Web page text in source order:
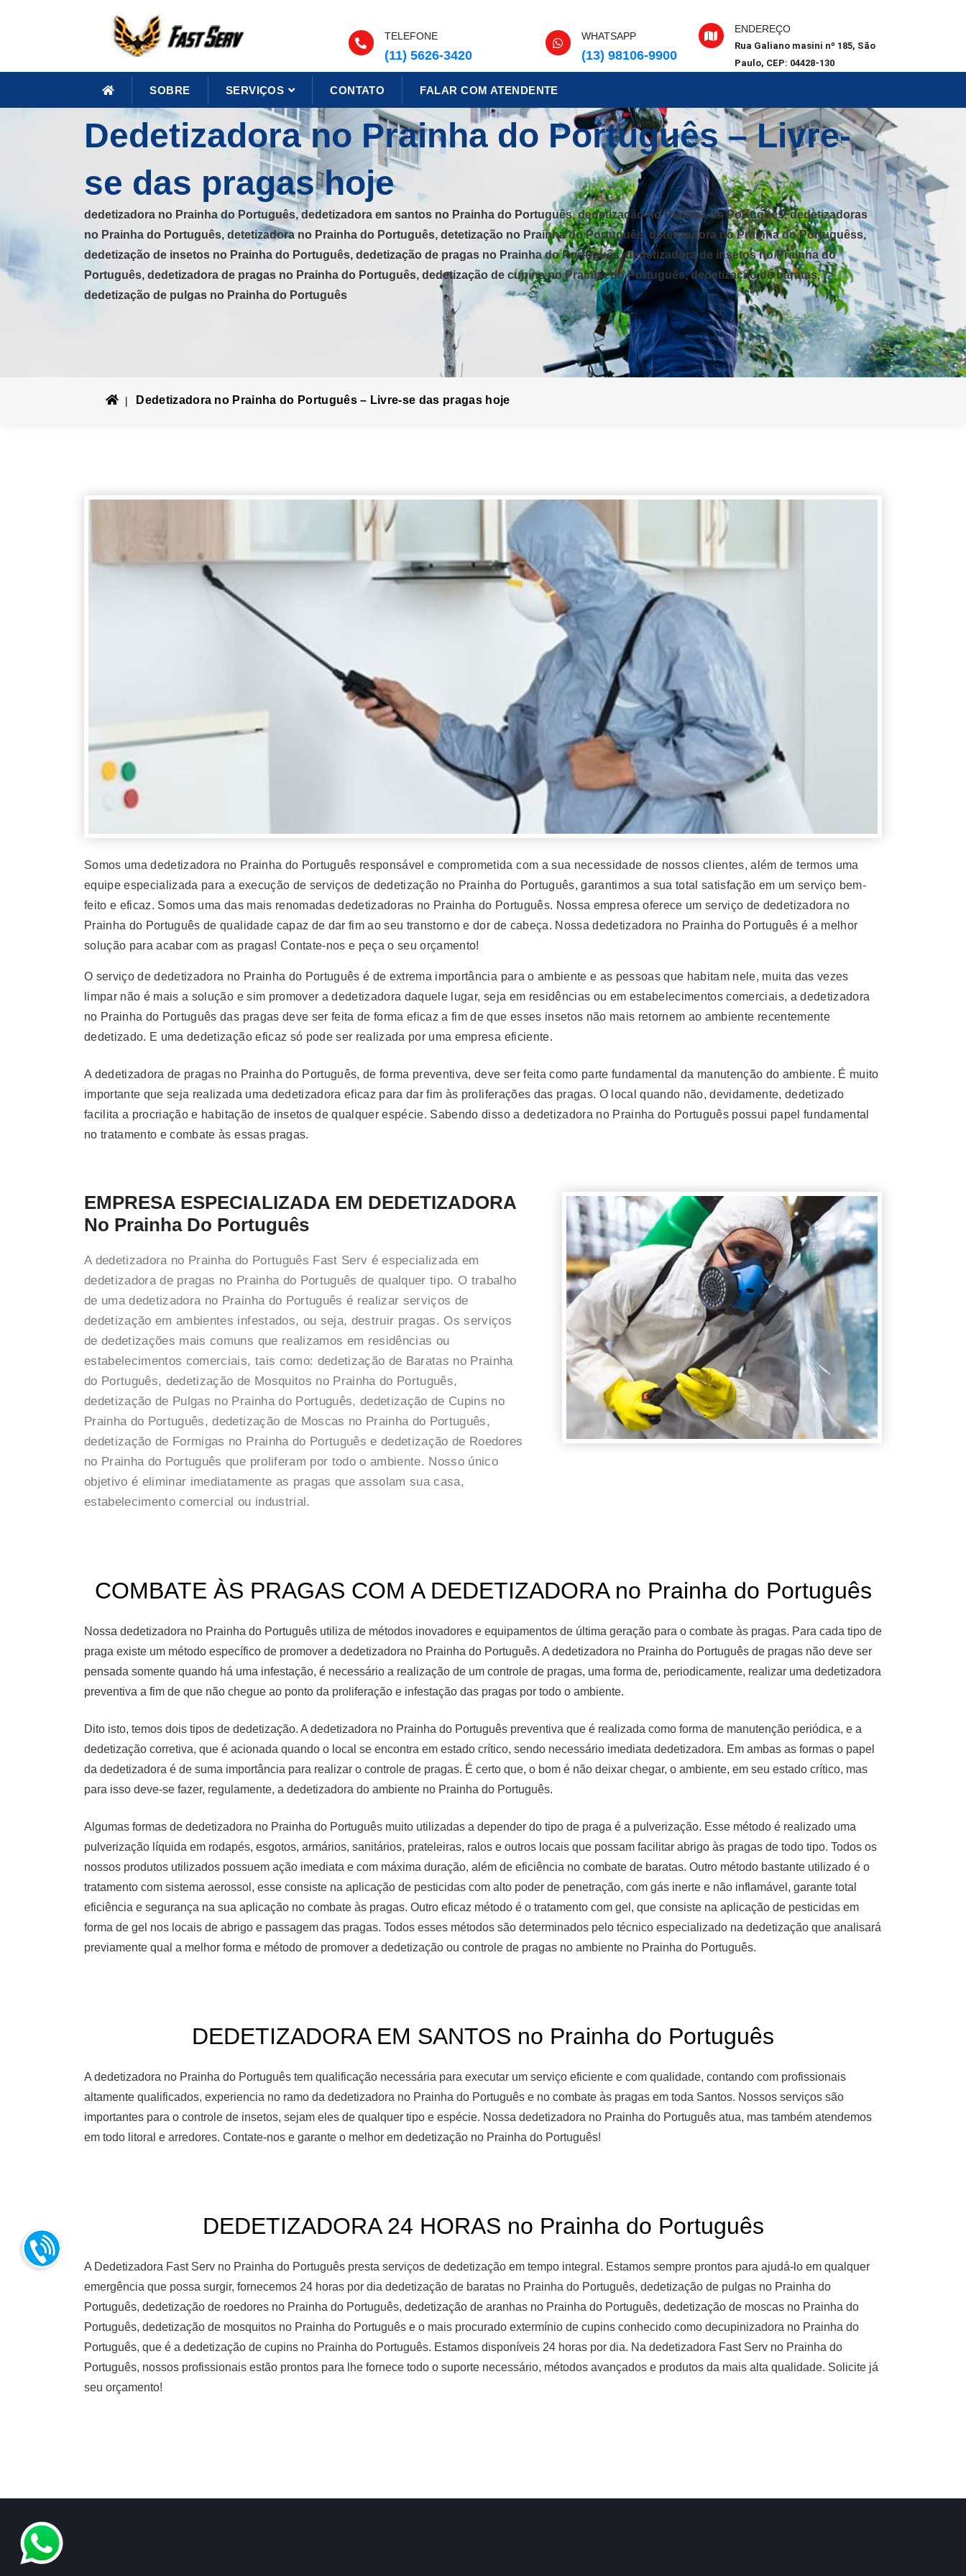
TELEFONE
(11) 5626-3420
WHATSAPP
(13) 98106-9900
ENDEREÇO
Rua Galiano masini nº 185, São
Paulo, CEP: 04428-130
SOBRE SERVIÇOS CONTATO FALAR COM ATENDENTE
Dedetizadora no Prainha do Português – Livre-
se das pragas hoje
dedetizadora no Prainha do Português, dedetizadora em santos no Prainha do Português, dedetização no Prainha do Português, dedetizadoras
no Prainha do Português, detetizadora no Prainha do Português, detetização no Prainha do Português, detetizadora no Prainha do Portuguêss,
dedetização de insetos no Prainha do Português, dedetização de pragas no Prainha do Português, dedetizadora de insetos no Prainha do
Português, dedetizadora de pragas no Prainha do Português, dedetização de cupins no Prainha do Português, dedetização de baratas,
dedetização de pulgas no Prainha do Português
Dedetizadora no Prainha do Português – Livre-se das pragas hoje
Somos uma dedetizadora no Prainha do Português responsável e comprometida com a sua necessidade de nossos clientes, além de termos uma
equipe especializada para a execução de serviços de dedetização no Prainha do Português, garantimos a sua total satisfação em um serviço bem-
feito e eficaz. Somos uma das mais renomadas dedetizadoras no Prainha do Português. Nossa empresa oferece um serviço de dedetizadora no
Prainha do Português de qualidade capaz de dar fim ao seu transtorno e dor de cabeça. Nossa dedetizadora no Prainha do Português é a melhor
solução para acabar com as pragas! Contate-nos e peça o seu orçamento!
O serviço de dedetizadora no Prainha do Português é de extrema importância para o ambiente e as pessoas que habitam nele, muita das vezes
limpar não é mais a solução e sim promover a dedetizadora daquele lugar, seja em residências ou em estabelecimentos comerciais, a dedetizadora
no Prainha do Português das pragas deve ser feita de forma eficaz a fim de que esses insetos não mais retornem ao ambiente recentemente
dedetizado. E uma dedetização eficaz só pode ser realizada por uma empresa eficiente.
A dedetizadora de pragas no Prainha do Português, de forma preventiva, deve ser feita como parte fundamental da manutenção do ambiente. É muito
importante que seja realizada uma dedetizadora eficaz para dar fim às proliferações das pragas. O local quando não, devidamente, dedetizado
facilita a procriação e habitação de insetos de qualquer espécie. Sabendo disso a dedetizadora no Prainha do Português possui papel fundamental
no tratamento e combate às essas pragas.
EMPRESA ESPECIALIZADA EM DEDETIZADORA
No Prainha Do Português
A dedetizadora no Prainha do Português Fast Serv é especializada em
dedetizadora de pragas no Prainha do Português de qualquer tipo. O trabalho
de uma dedetizadora no Prainha do Português é realizar serviços de
dedetização em ambientes infestados, ou seja, destruir pragas. Os serviços
de dedetizações mais comuns que realizamos em residências ou
estabelecimentos comerciais, tais como: dedetização de Baratas no Prainha
do Português, dedetização de Mosquitos no Prainha do Português,
dedetização de Pulgas no Prainha do Português, dedetização de Cupins no
Prainha do Português, dedetização de Moscas no Prainha do Português,
dedetização de Formigas no Prainha do Português e dedetização de Roedores
no Prainha do Português que proliferam por todo o ambiente. Nosso único
objetivo é eliminar imediatamente as pragas que assolam sua casa,
estabelecimento comercial ou industrial.
COMBATE ÀS PRAGAS COM A DEDETIZADORA no Prainha do Português
Nossa dedetizadora no Prainha do Português utiliza de métodos inovadores e equipamentos de última geração para o combate às pragas. Para cada tipo de
praga existe um método específico de promover a dedetizadora no Prainha do Português. A dedetizadora no Prainha do Português de pragas não deve ser
pensada somente quando há uma infestação, é necessário a realização de um controle de pragas, uma forma de, periodicamente, realizar uma dedetizadora
preventiva a fim de que não chegue ao ponto da proliferação e infestação das pragas por todo o ambiente.
Dito isto, temos dois tipos de dedetização. A dedetizadora no Prainha do Português preventiva que é realizada como forma de manutenção periódica, e a
dedetização corretiva, que é acionada quando o local se encontra em estado crítico, sendo necessário imediata dedetizadora. Em ambas as formas o papel
da dedetizadora é de suma importância para realizar o controle de pragas. É certo que, o bom é não deixar chegar, o ambiente, em seu estado crítico, mas
para isso deve-se fazer, regulamente, a dedetizadora do ambiente no Prainha do Português.
Algumas formas de dedetizadora no Prainha do Português muito utilizadas a depender do tipo de praga é a pulverização. Esse método é realizado uma
pulverização líquida em rodapés, esgotos, armários, sanitários, prateleiras, ralos e outros locais que possam facilitar abrigo às pragas de todo tipo. Todos os
nossos produtos utilizados possuem ação imediata e com máxima duração, além de eficiência no combate de baratas. Outro método bastante utilizado é o
tratamento com sistema aerossol, esse consiste na aplicação de pesticidas com alto poder de penetração, com gás inerte e não inflamável, garante total
eficiência e segurança na sua aplicação no combate às pragas. Outro eficaz método é o tratamento com gel, que consiste na aplicação de pesticidas em
forma de gel nos locais de abrigo e passagem das pragas. Todos esses métodos são determinados pelo técnico especializado na dedetização que analisará
previamente qual a melhor forma e método de promover a dedetização ou controle de pragas no ambiente no Prainha do Português.
DEDETIZADORA EM SANTOS no Prainha do Português
A dedetizadora no Prainha do Português tem qualificação necessária para executar um serviço eficiente e com qualidade, contando com profissionais
altamente qualificados, experiencia no ramo da dedetizadora no Prainha do Português e no combate às pragas em toda Santos. Nossos serviços são
importantes para o controle de insetos, sejam eles de qualquer tipo e espécie. Nossa dedetizadora no Prainha do Português atua, mas também atendemos
em todo litoral e arredores. Contate-nos e garante o melhor em dedetização no Prainha do Português!
DEDETIZADORA 24 HORAS no Prainha do Português
A Dedetizadora Fast Serv no Prainha do Português presta serviços de dedetização em tempo integral. Estamos sempre prontos para ajudá-lo em qualquer
emergência que possa surgir, fornecemos 24 horas por dia dedetização de baratas no Prainha do Português, dedetização de pulgas no Prainha do
Português, dedetização de roedores no Prainha do Português, dedetização de aranhas no Prainha do Português, dedetização de moscas no Prainha do
Português, dedetização de mosquitos no Prainha do Português e o mais procurado extermínio de cupins conhecido como decupinizadora no Prainha do
Português, que é a dedetização de cupins no Prainha do Português. Estamos disponíveis 24 horas por dia. Na dedetizadora Fast Serv no Prainha do
Português, nossos profissionais estão prontos para lhe fornece todo o suporte necessário, métodos avançados e produtos da mais alta qualidade. Solicite já
seu orçamento!